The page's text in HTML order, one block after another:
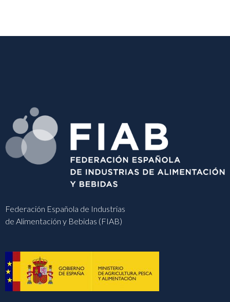
Federación Española de Industrias
de Alimentación y Bebidas (FIAB)